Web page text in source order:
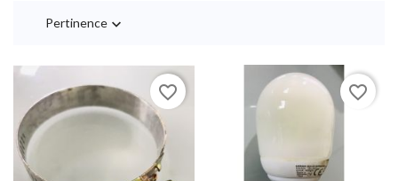
Pertinence 
favorite_border favorite_border